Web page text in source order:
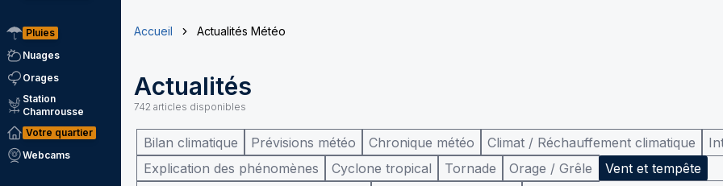
Pluies
Nuages
Orages
Station
Chamrousse
Votre quartier
Webcams
Accueil Actualités Météo
Actualités
742 articles disponibles
Bilan climatique Prévisions météo Chronique météo Climat / Réchauffement climatique
Explication des phénomènes
Cyclone tropical Tornade Orage / Grêle
Vent et tempête